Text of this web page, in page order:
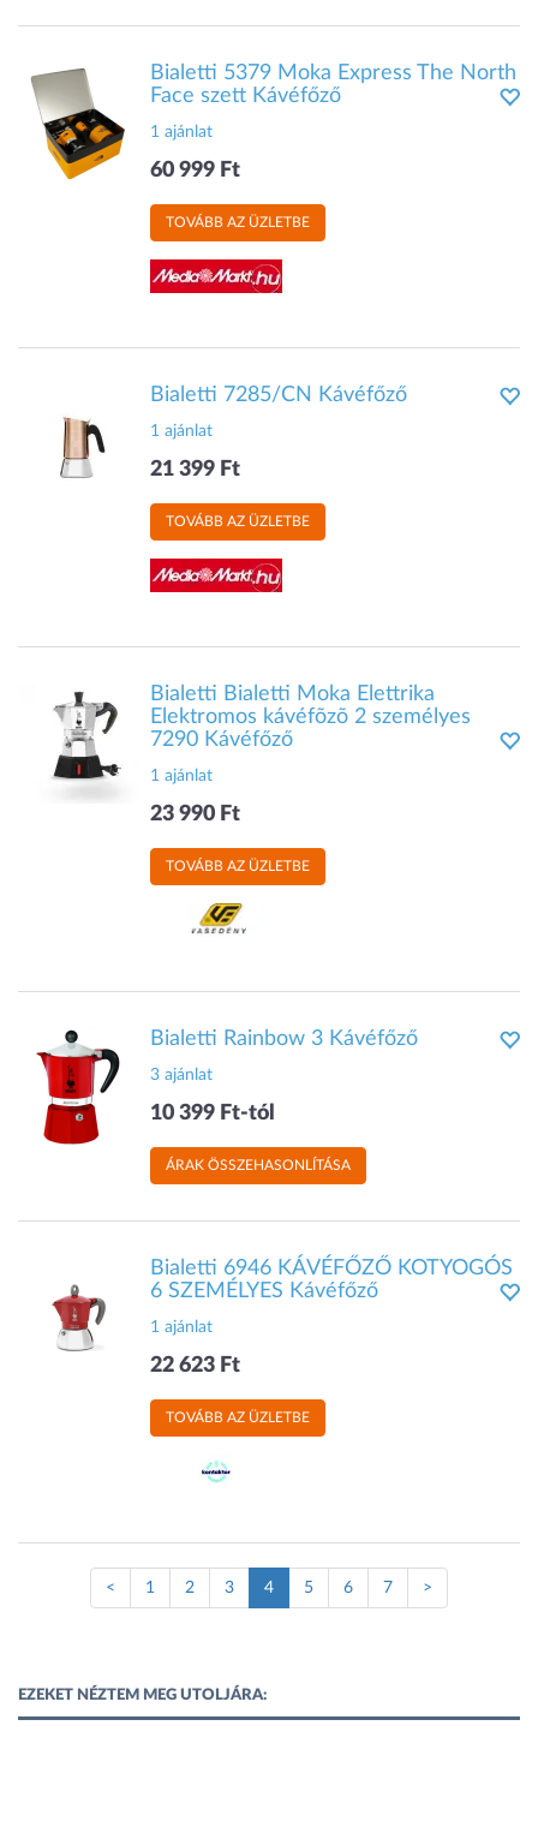
Bialetti 5379 Moka Express The North
Face szett Kávéfőző
1 ajánlat
60 999 Ft
TOVÁBB AZ ÜZLETBE
Bialetti 7285/CN Kávéfőző
1 ajánlat
21 399 Ft
TOVÁBB AZ ÜZLETBE
Bialetti Bialetti Moka Elettrika
Elektromos kávéfõzõ 2 személyes
7290 Kávéfőző
1 ajánlat
23 990 Ft
TOVÁBB AZ ÜZLETBE
Bialetti Rainbow 3 Kávéfőző
3 ajánlat
10 399 Ft-tól
ÁRAK ÖSSZEHASONLÍTÁSA
Bialetti 6946 KÁVÉFŐZŐ KOTYOGÓS
6 SZEMÉLYES Kávéfőző
1 ajánlat
22 623 Ft
TOVÁBB AZ ÜZLETBE
< 1 2 3 4(Jelenlegi
oldal)
5 6 7 >
EZEKET NÉZTEM MEG UTOLJÁRA: